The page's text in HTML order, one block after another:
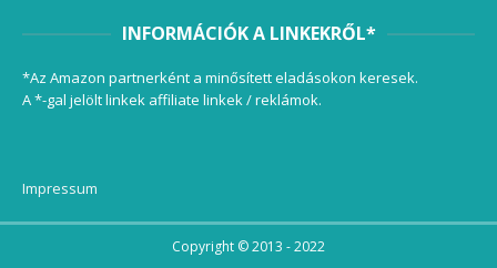
INFORMÁCIÓK A LINKEKRŐL*
*Az Amazon partnerként a minősített eladásokon keresek.
A *-gal jelölt linkek affiliate linkek / reklámok.
Impressum
Copyright © 2013 - 2022